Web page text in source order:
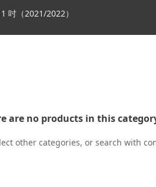
吋（2021/2022）
are no products in this
other categories, or search with